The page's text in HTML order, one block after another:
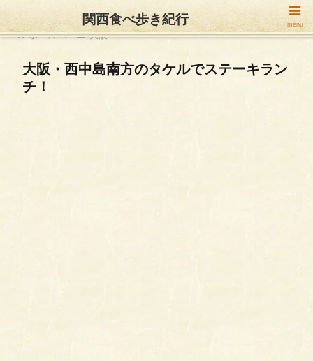
ホーム 大阪
大阪・西中島南方のタケルでステーキラン
チ！
関西食べ歩き紀行 menu